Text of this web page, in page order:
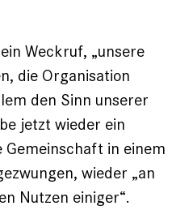
Weckruf, „unsere
die Organisation
den Sinn unserer
jetzt wieder ein
Gemeinschaft in einem
wieder „an
Nutzen einiger“.